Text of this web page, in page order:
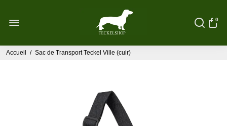
0
Accueil / Sac de Transport Teckel Ville (cuir)